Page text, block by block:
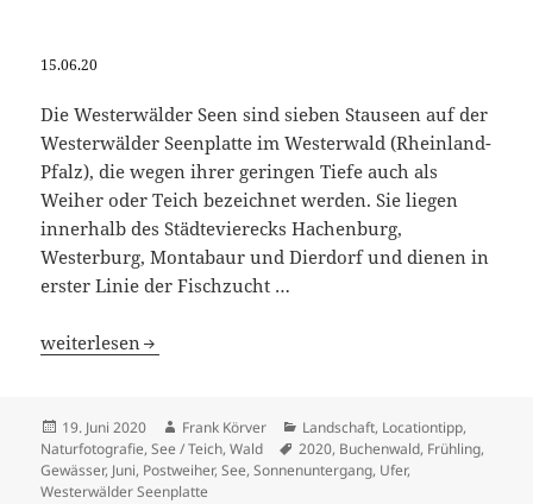
15.06.20
Die Westerwälder Seen sind sieben Stauseen auf der
Westerwälder Seenplatte im Westerwald (Rheinland-
Pfalz), die wegen ihrer geringen Tiefe auch als
Weiher oder Teich bezeichnet werden. Sie liegen
innerhalb des Städtevierecks Hachenburg,
Westerburg, Montabaur und Dierdorf und dienen in
erster Linie der Fischzucht …
Galerie 213 – Am Ufer des Postweihers
weiterlesen
Veröffentlicht
am
19. Juni 2020 Autor
Frank Körver Kategorien
Landschaft, Locationtipp,
Naturfotografie,See / Teich,Wald Schlagwörter
2020, Buchenwald, Frühling,
Gewässer, Juni, Postweiher,See,Sonnenuntergang, Ufer,
Westerwälder Seenplatte